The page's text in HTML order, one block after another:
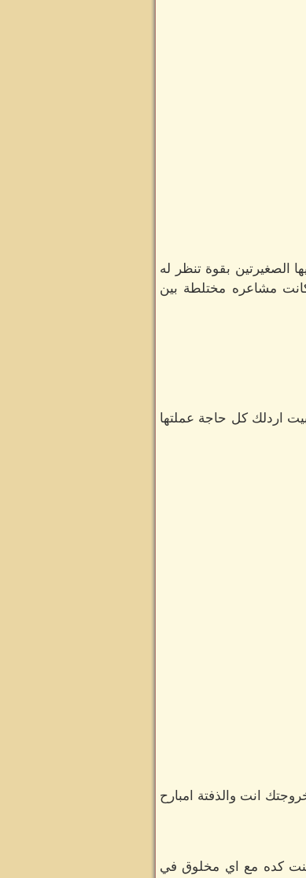
الصغيرتين بقوة تنظر له
مشاعره مختلطة بين
اردلك كل حاجة عملتها
انت والذفتة امبارح
كنت كده مع اي مخلوق في